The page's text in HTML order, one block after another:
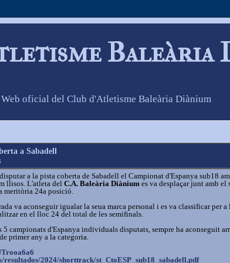
Baleària
Web oficial del Club d'Atletisme Baleària Diànium
a Sabadell
a la pista coberta de Sabadell el Campionat d'Espanya sub18
llisos. L'atleta del C.A. Baleària Diànium es va desplaçar junt amb el
meritòria 24a posició.
va aconseguir igualar la seua marca personal i es va classificar per a
en el lloc 24 del total de les semifinals.
5 campionats d'Espanya individuals disputats, sempre ha aconseguit
primer any a la categoria.
resultados/2024/shorttrack/st_ CtoESP_sub18_sabadell.pdf